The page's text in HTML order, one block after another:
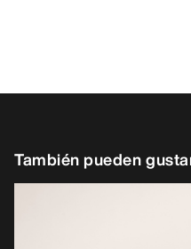
También pueden